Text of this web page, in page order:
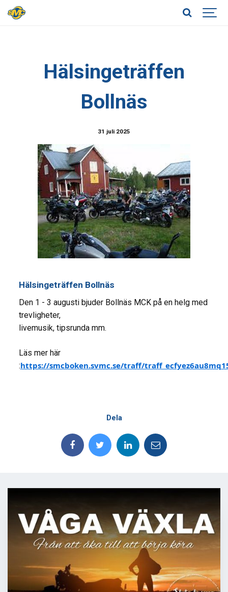
Hälsingeträffen
Bollnäs
31 juli 2025
Hälsingeträffen Bollnäs
Den 1 - 3 augusti bjuder Bollnäs MCK på en helg med
trevligheter,
livemusik, tipsrunda mm.
Läs mer här
:https://smcboken.svmc.se/traff/
Dela